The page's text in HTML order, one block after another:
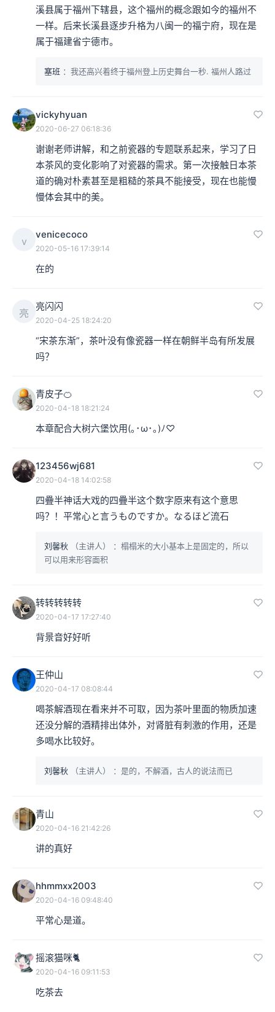
溪县属于福州下辖县，这个福州的概念跟如今的福州不
一样。后来长溪县逐步升格为八闽一的福宁府，现在是
属于福建省宁德市。
塞班 ：我还高兴着终于福州登上历史舞台一秒. 福州人路过
vickyhyuan
2020-06-27 06:18:36
谢谢老师讲解，和之前瓷器的专题联系起来，学习了日
本茶风的变化影响了对瓷器的需求。第一次接触日本茶
道的确对朴素甚至是粗糙的茶具不能接受，现在也能慢
慢体会其中的美。
v
venicecoco
2020-05-16 17:39:14
在的
亮
亮闪闪
2020-04-25 18:24:20
“宋茶东渐”，茶叶没有像瓷器一样在朝鲜半岛有所发展
吗？
青皮子🍊
2020-04-18 18:21:24
本章配合大树六堡饮用(｡･ω･｡)ﾉ♡
123456wj681
2020-04-18 14:02:58
四疊半神话大戏的四疊半这个数字原来有这个意思
吗？！平常心と言うものですか。なるほど流石
刘馨秋 （主讲人）
：榻榻米的大小基本上是固定的，所以
可以用来形容面积
转转转转转
2020-04-17 17:27:40
背景音好好听
王仲山
2020-04-17 08:08:44
喝茶解酒现在看来并不可取，因为茶叶里面的物质加速
还没分解的酒精排出体外，对肾脏有刺激的作用，还是
多喝水比较好。
刘馨秋 （主讲人） ：是的，不解酒，古人的说法而已
青山
2020-04-16 21:42:26
讲的真好
hhmmxx2003
2020-04-16 09:48:40
平常心是道。
摇滚猫咪🐈
2020-04-16 09:11:53
吃茶去